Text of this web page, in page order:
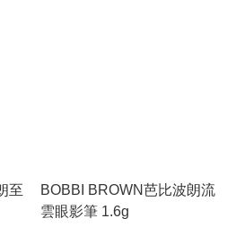
至
BOBBI BROWN芭比波朗流
雲眼影筆 1.6g